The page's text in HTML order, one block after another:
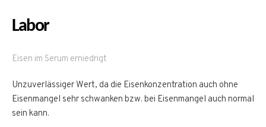
Labor
Eisen im Serum erniedrigt
Unzuverlässiger Wert, da die Eisenkonzentration auch ohne
Eisenmangel sehr schwanken bzw. bei Eisenmangel auch normal
sein kann.